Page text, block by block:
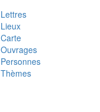
Lettres
Lieux
Carte
Ouvrages
Personnes
Thèmes